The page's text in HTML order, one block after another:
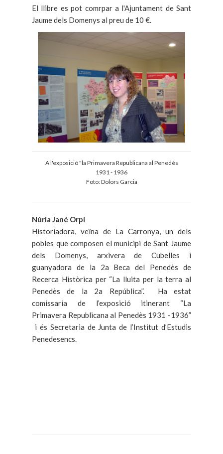
El llibre es pot comrpar a l'Ajuntament de Sant
Jaume dels Domenys al preu de 10 €.
A l'exposició "la Primavera Republicana al Penedès
1931 - 1936
Foto: Dolors Garcia
Núria Jané Orpí
Historiadora, veïna de La Carronya, un dels
pobles que composen el municipi de Sant Jaume
dels Domenys, arxivera de Cubelles i
guanyadora de la 2a Beca del Penedès de
Recerca Històrica per “La lluita per la terra al
Penedès de la 2a República”. Ha estat
comissaria de l’exposició itinerant “La
Primavera Republicana al Penedès 1931 -1936”
i és Secretaria de Junta de l’Institut d’Estudis
Penedesencs.